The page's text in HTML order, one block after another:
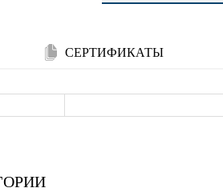
СЕРТИФИКАТЫ